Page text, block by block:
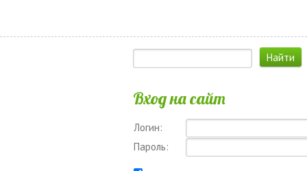
Вход на сайт
Логин:
Пароль: